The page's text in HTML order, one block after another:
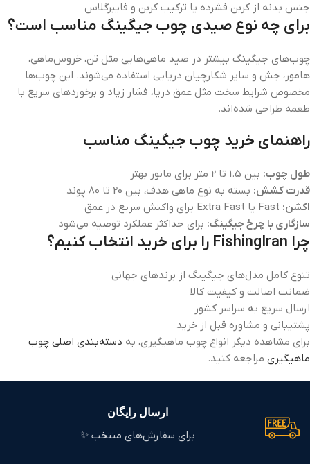
جنس بدنه از کربن فشرده یا ترکیب کربن و فایبرگلاس
برای چه نوع صیدی چوب جیگینگ مناسب است؟
چوب‌های جیگینگ بیشتر در صید ماهی‌هایی مثل تن، خروس‌ماهی،
هامور، جش و سایر شکارچیان دریایی استفاده می‌شوند. این چوب‌ها
مخصوص شرایط سخت مثل عمق دریا، فشار زیاد و برخوردهای سریع با
طعمه طراحی شده‌اند.
راهنمای خرید چوب جیگینگ مناسب
طول چوب: بین 1.5 تا 2 متر برای مانور بهتر
قدرت کشش: بسته به نوع ماهی هدف، بین 20 تا 80 پوند
اکشن:
سازگاری با چرخ جیگینگ: برای حداکثر عملکرد توصیه می‌شود
چرا FishingIran را برای خرید انتخاب کنیم؟
تنوع کامل مدل‌های جیگینگ از برندهای جهانی
ضمانت اصالت و کیفیت کالا
ارسال سریع به سراسر کشور
پشتیبانی و مشاوره قبل از خرید
برای مشاهده دیگر انواع چوب ماهیگیری، به دسته‌بندی اصلی چوب
ماهیگیری مراجعه کنید.
ارسال رایگان
برای سفارش‌های منتخب ✨